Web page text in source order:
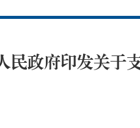
民政府印发关于